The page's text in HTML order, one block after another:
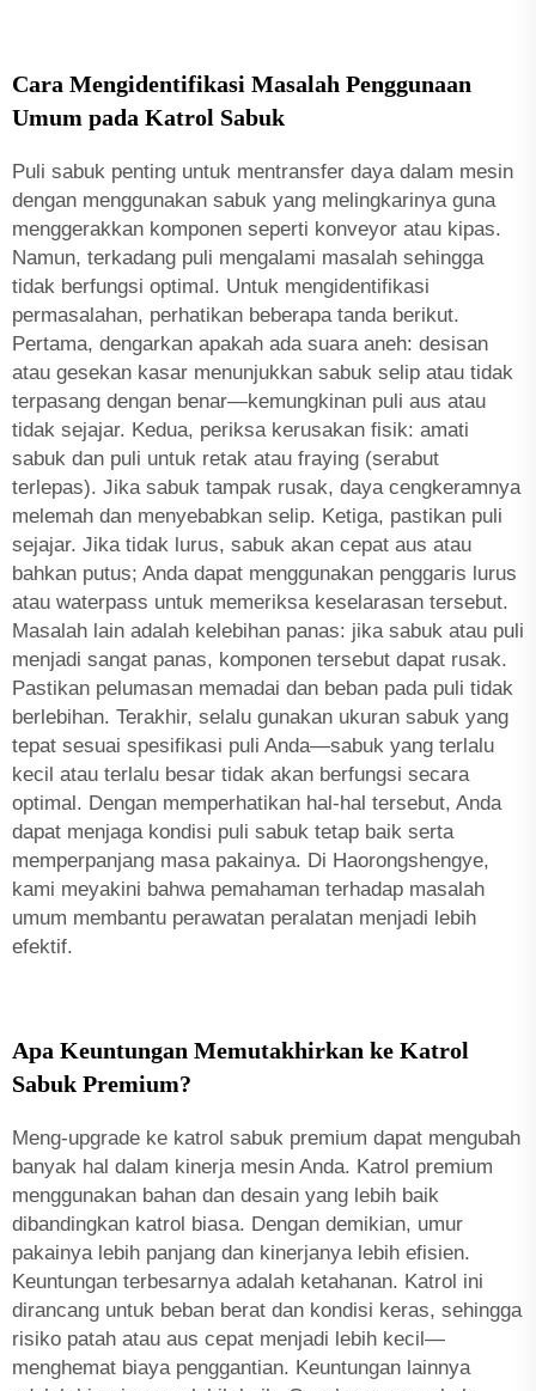
Cara Mengidentifikasi Masalah Penggunaan
Umum pada Katrol Sabuk
Puli sabuk penting untuk mentransfer daya dalam mesin
dengan menggunakan sabuk yang melingkarinya guna
menggerakkan komponen seperti konveyor atau kipas.
Namun, terkadang puli mengalami masalah sehingga
tidak berfungsi optimal. Untuk mengidentifikasi
permasalahan, perhatikan beberapa tanda berikut.
Pertama, dengarkan apakah ada suara aneh: desisan
atau gesekan kasar menunjukkan sabuk selip atau tidak
terpasang dengan benar—kemungkinan puli aus atau
tidak sejajar. Kedua, periksa kerusakan fisik: amati
sabuk dan puli untuk retak atau fraying (serabut
terlepas). Jika sabuk tampak rusak, daya cengkeramnya
melemah dan menyebabkan selip. Ketiga, pastikan puli
sejajar. Jika tidak lurus, sabuk akan cepat aus atau
bahkan putus; Anda dapat menggunakan penggaris lurus
atau waterpass untuk memeriksa keselarasan tersebut.
Masalah lain adalah kelebihan panas: jika sabuk atau puli
menjadi sangat panas, komponen tersebut dapat rusak.
Pastikan pelumasan memadai dan beban pada puli tidak
berlebihan. Terakhir, selalu gunakan ukuran sabuk yang
tepat sesuai spesifikasi puli Anda—sabuk yang terlalu
kecil atau terlalu besar tidak akan berfungsi secara
optimal. Dengan memperhatikan hal-hal tersebut, Anda
dapat menjaga kondisi puli sabuk tetap baik serta
memperpanjang masa pakainya. Di Haorongshengye,
kami meyakini bahwa pemahaman terhadap masalah
umum membantu perawatan peralatan menjadi lebih
efektif.
Apa Keuntungan Memutakhirkan ke Katrol
Sabuk Premium?
Meng-upgrade ke katrol sabuk premium dapat mengubah
banyak hal dalam kinerja mesin Anda. Katrol premium
menggunakan bahan dan desain yang lebih baik
dibandingkan katrol biasa. Dengan demikian, umur
pakainya lebih panjang dan kinerjanya lebih efisien.
Keuntungan terbesarnya adalah ketahanan. Katrol ini
dirancang untuk beban berat dan kondisi keras, sehingga
risiko patah atau aus cepat menjadi lebih kecil—
menghemat biaya penggantian. Keuntungan lainnya